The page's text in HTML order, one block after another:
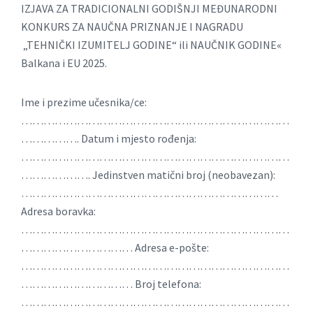
IZJAVA ZA TRADICIONALNI GODIŠNJI MEĐUNARODNI
KONKURS ZA NAUČNA PRIZNANJE I NAGRADU
„TEHNIČKI IZUMITELJ GODINE“ ili NAUČNIK GODINE«
Balkana i EU 2025.
Ime i prezime učesnika/ce:
………………………………………………………………
……………. Datum i mjesto rođenja:
………………………………………………………………
………………. Jedinstven matični broj (neobavezan):
……………………………………………………………
Adresa boravka:
………………………………………………………………
………………………… Adresa e-pošte:
………………………………………………………………
………………………… Broj telefona:
………………………………………………………………